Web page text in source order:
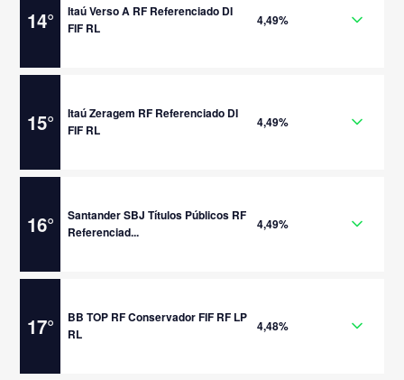
14°
Itaú Verso A RF Referenciado DI
FIF RL
4,49%
15°
Itaú Zeragem RF Referenciado DI
FIF RL
4,49%
16°
Santander SBJ Títulos Públicos RF
Referenciad...
4,49%
17°
BB TOP RF Conservador FIF RF LP
RL
4,48%